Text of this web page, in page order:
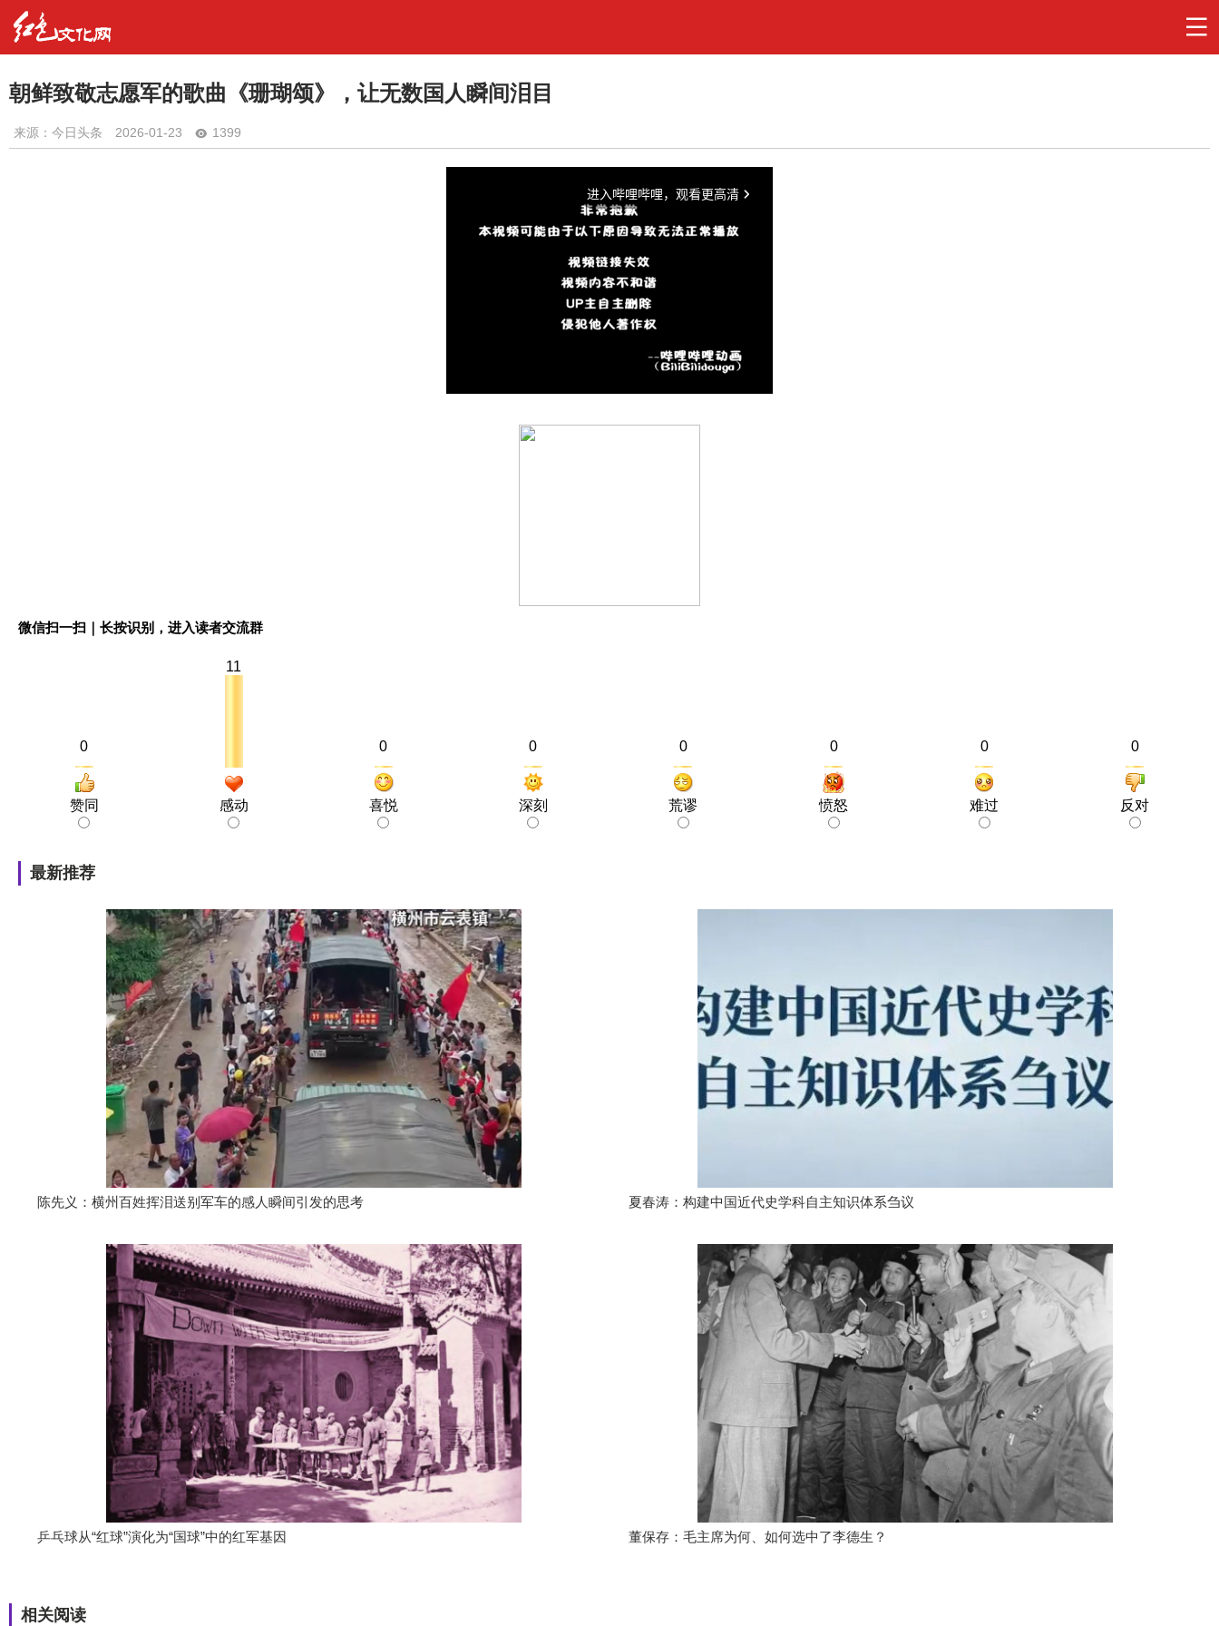
朝鲜致敬志愿军的歌曲《珊瑚颂》，让无数国人瞬间泪目
来源：今日头条 2026-01-23 1399
微信扫一扫｜长按识别，进入读者交流群
0
赞同
11
感动
0
喜悦
0
深刻
0
荒谬
0
愤怒
0
难过
0
反对
最新推荐
陈先义：横州百姓挥泪送别军车的感人瞬间引发的思考 夏春涛：构建中国近代史学科自主知识体系刍议
乒乓球从“红球”演化为“国球”中的红军基因 董保存：毛主席为何、如何选中了李德生？
相关阅读